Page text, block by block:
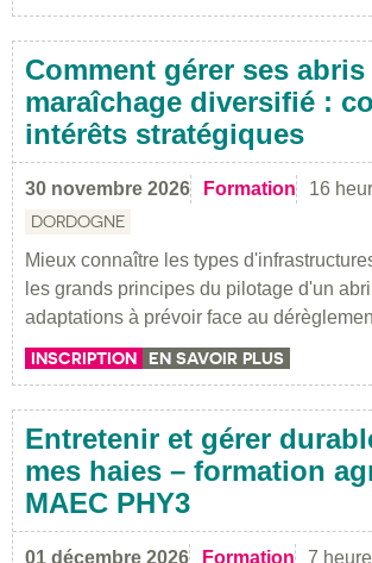
Comment gérer ses abris
maraîchage diversifié :
intérêts stratégiques
30 novembre 2026 Formation 16
DORDOGNE
Mieux connaître les types
les grands principes du pilotage d'un
adaptations à prévoir face au
INSCRIPTION EN SAVOIR PLUS
Entretenir et gérer
mes haies – formation
MAEC PHY3
01 décembre 2026 Formation 7